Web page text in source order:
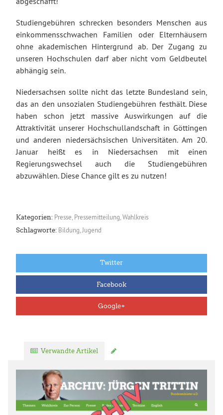
Studiengebühren schrecken besonders Menschen aus
einkommensschwachen Familien oder Elternhäusern
ohne akademischen Hintergrund ab. Der Zugang zu
unseren Hochschulen darf aber nicht vom Geldbeutel
abhängig sein.
Niedersachsen sollte nicht das letzte Bundesland sein,
das an den unsozialen Studiengebühren festhält. Diese
haben schon jetzt massive Auswirkungen auf die
Attraktivität unserer Hochschullandschaft in Göttingen
und anderen niedersächsischen Universitäten. Am 20.
Januar heißt es in Niedersachsen mit einen
Regierungswechsel auch die Studiengebühren
abzuwählen. Diese Chance gilt es zu nutzen!
Kategorien: Presse, Pressemitteilung,Wahlkreis
Schlagworte: Bildung Jugend
Twitter
Facebook
Google+
Verwandte Artikel